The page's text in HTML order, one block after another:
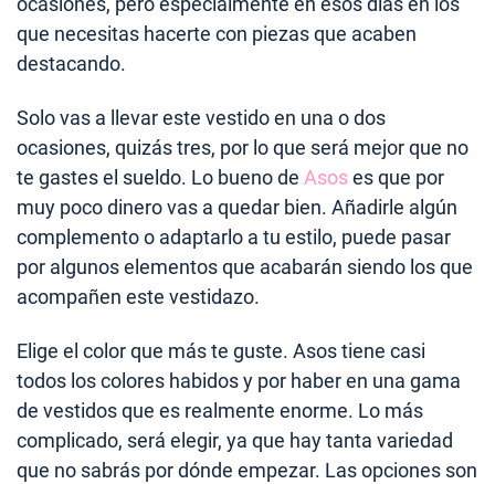
que necesitas hacerte con piezas que acaben
destacando.
Solo vas a llevar este vestido en una o dos
ocasiones, quizás tres, por lo que será mejor que no
te gastes el sueldo. Lo bueno de Asoses que por
muy poco dinero vas a quedar bien. Añadirle algún
complemento o adaptarlo a tu estilo, puede pasar
por algunos elementos que acabarán siendo los que
acompañen este vestidazo.
Elige el color que más te guste. Asos tiene casi
todos los colores habidos y por haber en una gama
de vestidos que es realmente enorme. Lo más
complicado, será elegir, ya que hay tanta variedad
que no sabrás por dónde empezar. Las opciones son